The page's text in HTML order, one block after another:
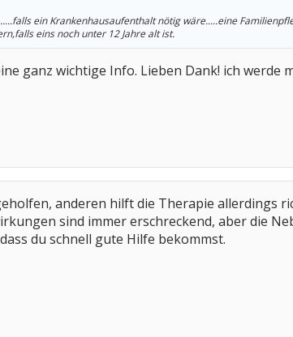
ein Krankenhausaufenthalt nötig wäre.....eine
eins noch unter 12 Jahre alt ist.
ganz wichtige Info. Lieben Dank! ich werde
anderen hilft die Therapie allerdings
sind immer erschreckend, aber die
du schnell gute Hilfe bekommst.